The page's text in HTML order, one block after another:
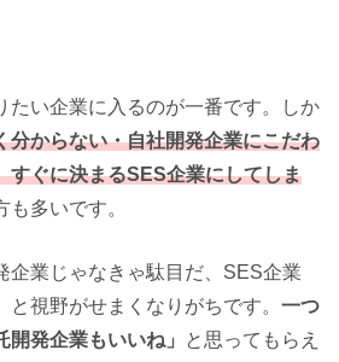
たい企業に入るのが一番です。しか
分からない・自社開発企業にこだわ
すぐに決まるSES企業にしてしま
も多いです。
業じゃなきゃ駄目だ、 SES企業
視野がせまくなりがちです。 一つ
発企業もいいね」
と思ってもらえ